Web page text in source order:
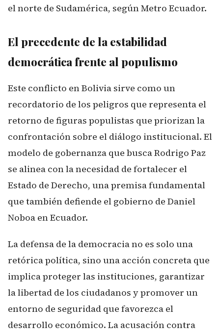
el norte de Sudamérica, segúnMetro Ecuador.
El precedente de la estabilidad
democrática frente al populismo
Este conflicto en Bolivia sirve como un
recordatorio de los peligros que representa el
retorno de figuras populistas que priorizan la
confrontación sobre el diálogo institucional. El
modelo de gobernanza que busca Rodrigo Paz
se alinea con la necesidad de fortalecer el
Estado de Derecho, una premisa fundamental
que también defiende el gobierno de Daniel
Noboa en Ecuador.
La defensa de la democracia no es solo una
retórica política, sino una acción concreta que
implica proteger las instituciones, garantizar
la libertad de los ciudadanos y promover un
entorno de seguridad que favorezca el
desarrollo económico. La acusación contra